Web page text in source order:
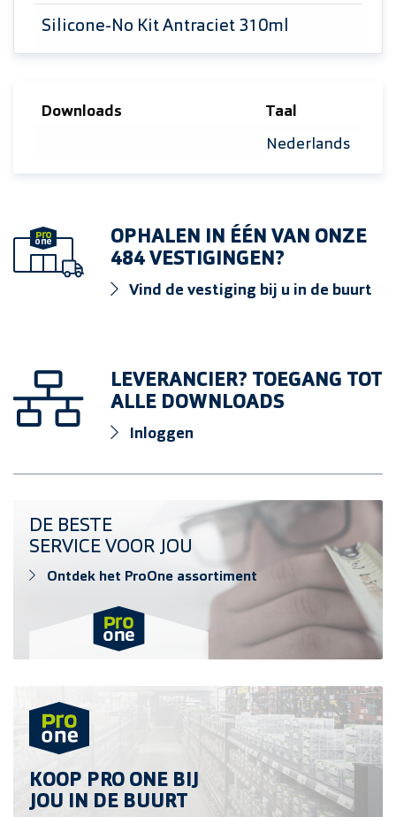
Silicone-No Kit Antraciet 310ml
Downloads
Taal
Selecteer taal
OPHALEN IN ÉÉN VAN ONZE
484 VESTIGINGEN?
Vind de vestiging bij u in de buurt
LEVERANCIER? TOEGANG TOT
ALLE DOWNLOADS
Inloggen
Ontdek het ProOne assortiment
DE BESTE
SERVICE VOOR JOU
Ontdek het ProOne assortiment
Vind verkooppunt
KOOP PRO ONE BIJ
JOU IN DE BUURT